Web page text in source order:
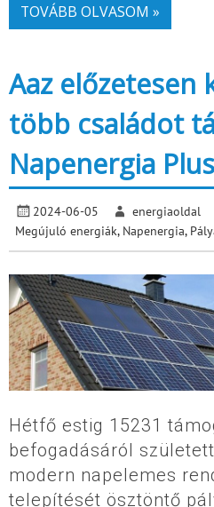
TOVÁBB OLVASOM »
Aaz előzetesen
több családot
Napenergia
2024-06-05 energiaoldal
Megújuló energiák, Napenergia,
Hétfő estig 15231
befogadásáról
modern napelemes
telepítését ösztöntő